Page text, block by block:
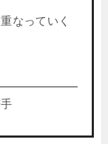
なっていく